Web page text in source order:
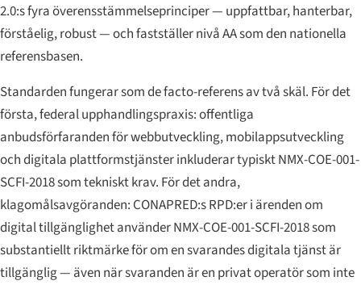
2.0:s fyra överensstämmelseprinciper — uppfattbar, hanterbar,
förståelig, robust — och fastställer nivå AA som den nationella
referensbasen.
Standarden fungerar som de facto-referens av två skäl. För det
första, federal upphandlingspraxis: offentliga
anbudsförfaranden för webbutveckling, mobilappsutveckling
och digitala plattformstjänster inkluderar typiskt NMX-COE-001-
SCFI-2018 som tekniskt krav. För det andra,
klagomålsavgöranden: CONAPRED:s RPD:er i ärenden om
digital tillgänglighet använder NMX-COE-001-SCFI-2018 som
substantiellt riktmärke för om en svarandes digitala tjänst är
tillgänglig — även när svaranden är en privat operatör som inte